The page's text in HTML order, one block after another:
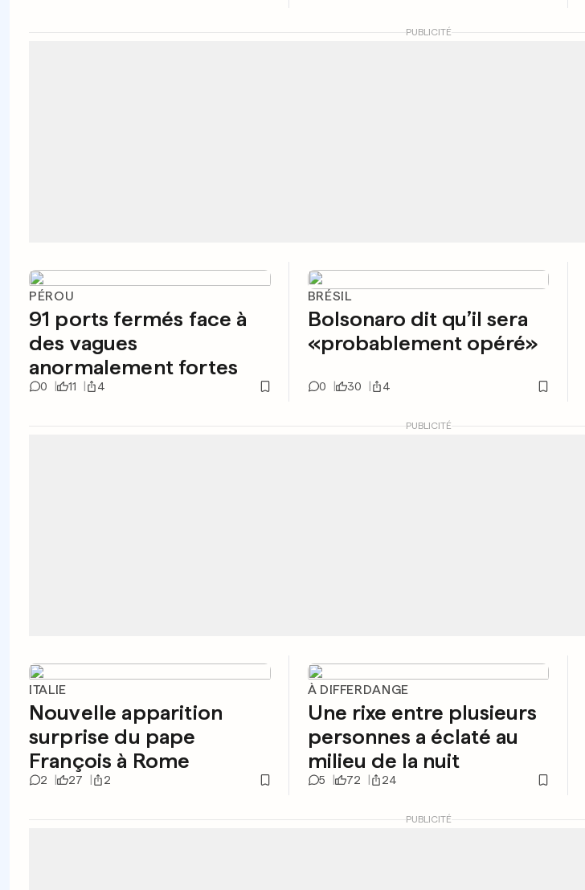
PUBLICITÉ
PÉROU
91 ports fermés face à
des vagues
anormalement fortes
0 11 4
BRÉSIL
Bolsonaro dit qu’il sera
«probablement opéré»
0 30 4
PUBLICITÉ
ITALIE
Nouvelle apparition
surprise du pape
François à Rome
2 27 2
À DIFFERDANGE
Une rixe entre plusieurs
personnes a éclaté au
milieu de la nuit
5 72 24
PUBLICITÉ